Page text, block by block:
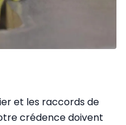
et les raccords de
crédence doivent